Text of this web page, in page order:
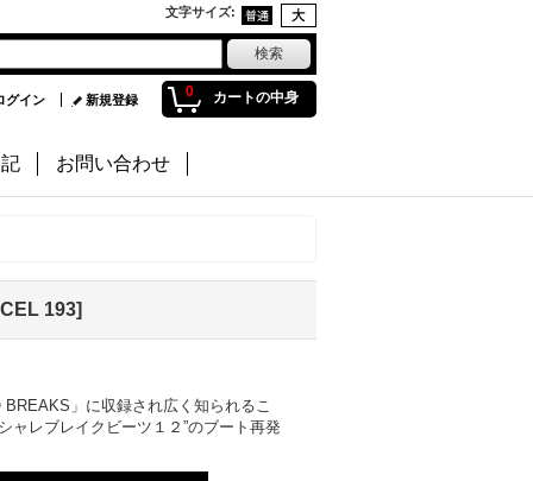
文字サイズ:
0 カートの中身
グイン 新規登録
お問い合わせ
193]
」に収録され広く知られるこ
ャレブレイクビーツ１２”のブート再発